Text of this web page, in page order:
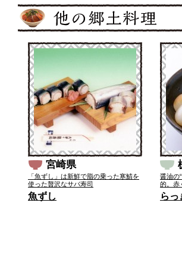
宮崎県
「魚ずし」は新鮮で脂の乗った寒鯖を
使った贅沢なサバ寿司
魚ずし
醤油の
的。赤
らっ